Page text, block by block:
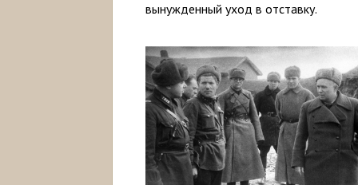
вынужденный уход в отставку.